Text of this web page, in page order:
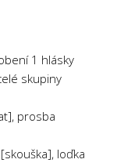
1 hlásky
skupiny
prosba
loďka